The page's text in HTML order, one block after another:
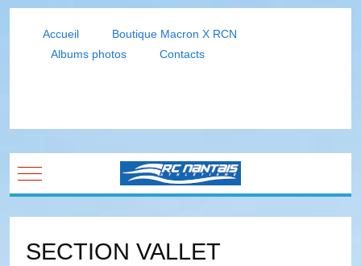
Accueil
Boutique Macron X RCN
Albums photos
Contacts
Mobile Menu Toggle
SECTION VALLET